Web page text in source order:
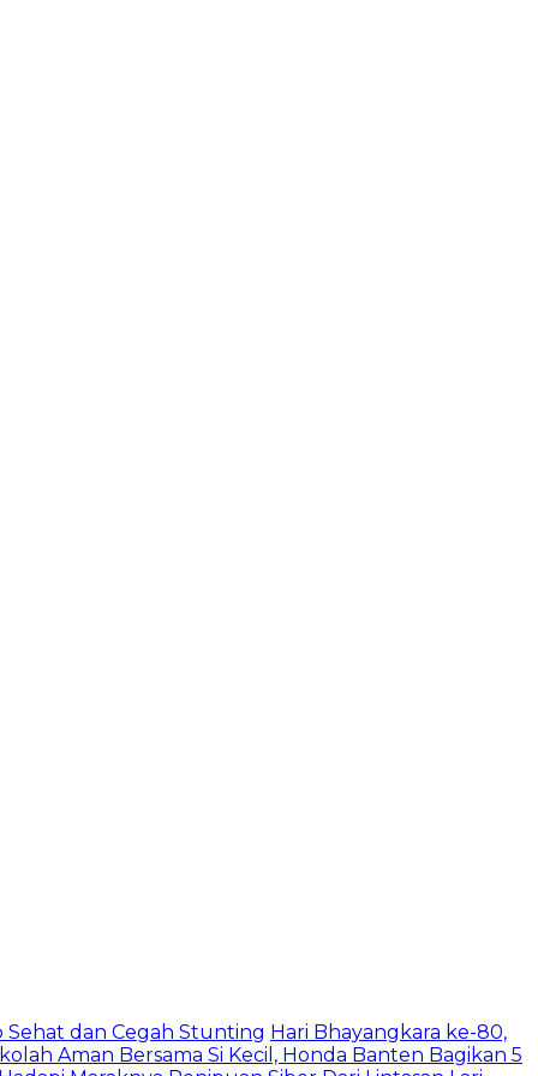
Sehat dan Cegah Stunting Hari Bhayangkara ke-80,
Aman Bersama Si Kecil, Honda Banten Bagikan 5